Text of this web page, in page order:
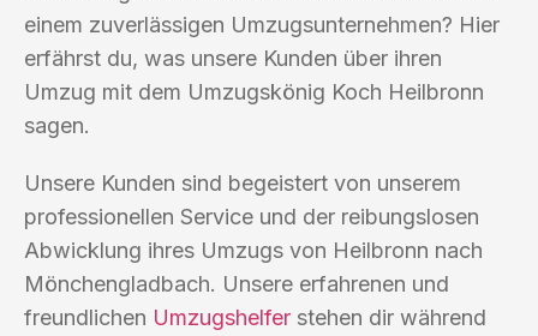
einem zuverlässigen Umzugsunternehmen? Hier
erfährst du, was unsere Kunden über ihren
Umzug mit dem Umzugskönig Koch Heilbronn
sagen.
Unsere Kunden sind begeistert von unserem
professionellen Service und der reibungslosen
Abwicklung ihres Umzugs von Heilbronn nach
Mönchengladbach. Unsere erfahrenen und
freundlichen Umzugshelfer stehen dir während